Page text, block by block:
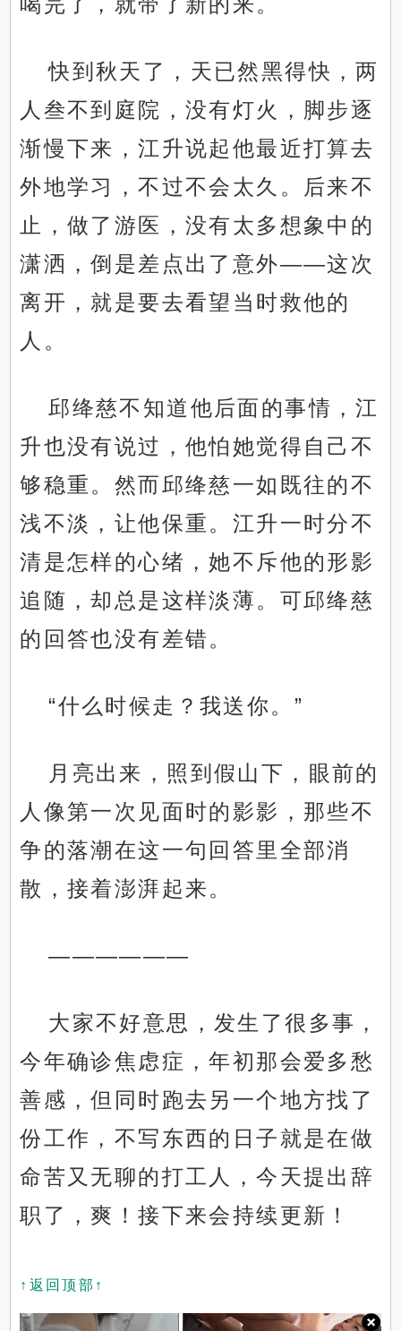
快到秋天了，天已然黑得快，两
人叁不到庭院，没有灯火，脚步逐
渐慢下来，江升说起他最近打算去
外地学习，不过不会太久。后来不
止，做了游医，没有太多想象中的
潇洒，倒是差点出了意外——这次
离开，就是要去看望当时救他的
人。
邱绛慈不知道他后面的事情，江
升也没有说过，他怕她觉得自己不
够稳重。然而邱绛慈一如既往的不
浅不淡，让他保重。江升一时分不
清是怎样的心绪，她不斥他的形影
追随，却总是这样淡薄。可邱绛慈
的回答也没有差错。
“什么时候走？我送你。”
月亮出来，照到假山下，眼前的
人像第一次见面时的影影，那些不
争的落潮在这一句回答里全部消
散，接着澎湃起来。
——————
大家不好意思，发生了很多事，
今年确诊焦虑症，年初那会爱多愁
善感，但同时跑去另一个地方找了
份工作，不写东西的日子就是在做
命苦又无聊的打工人，今天提出辞
职了，爽！接下来会持续更新！
↑返回顶部↑